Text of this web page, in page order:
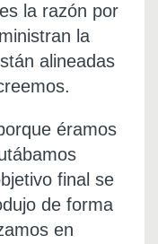
la razón por
la
alineadas
éramos
final se
de forma
en